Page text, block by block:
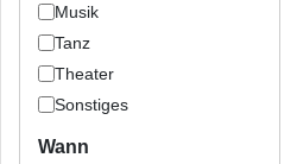
Musik
Tanz
Theater
Sonstiges
Wann